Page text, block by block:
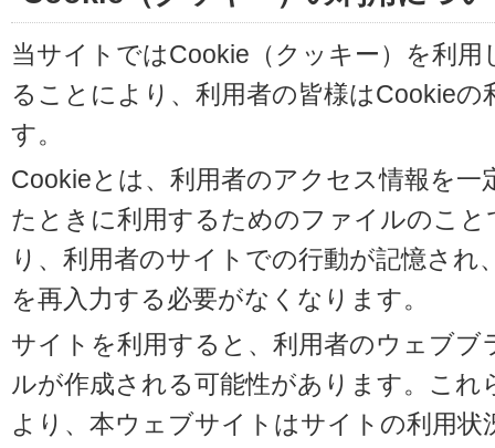
当サイトではCookie（クッキー）を利
ることにより、利用者の皆様はCookie
す。
Cookieとは、利用者のアクセス情報を
たときに利用するためのファイルのこ
り、利用者のサイトでの行動が記憶さ
を再入力する必要がなくなります。
サイトを利用すると、利用者のウェブ
ルが作成される可能性があります。こ
より、本ウェブサイトはサイトの利用